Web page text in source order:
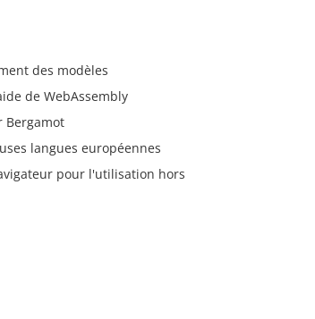
des modèles
de WebAssembly
Bergamot
langues européennes
pour l'utilisation hors